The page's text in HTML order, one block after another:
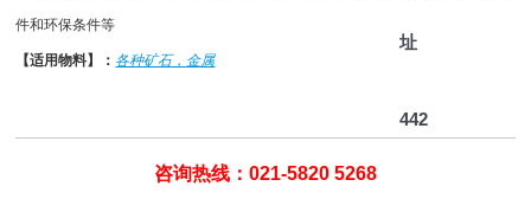
址
442
件和环保条件等
【适用物料】： 各种矿石，金属
咨询热线：021-5820 5268